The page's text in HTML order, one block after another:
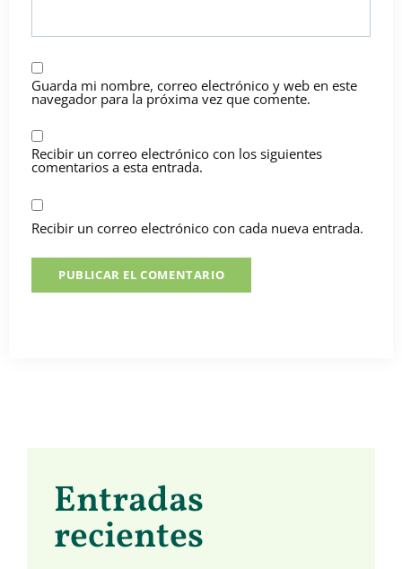
Guarda mi nombre, correo electrónico y web en este
navegador para la próxima vez que comente.
Recibir un correo electrónico con los siguientes
comentarios a esta entrada.
Recibir un correo electrónico con cada nueva entrada.
Entradas
recientes